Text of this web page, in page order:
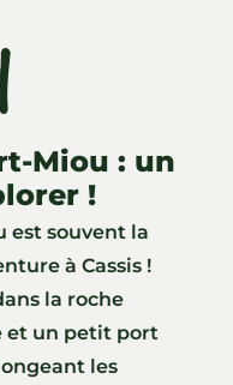
Miou : un
!
est souvent la
à Cassis !
la roche
et un petit port
les